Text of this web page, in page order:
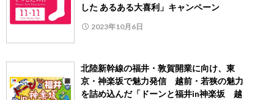
した あるある大喜利」キャンペーン
2023年10月6日
北陸新幹線の福井・敦賀開業に向け、東
京・神楽坂で魅力発信 越前・若狭の魅力
を詰め込んだ「ドーンと福井in神楽坂 越